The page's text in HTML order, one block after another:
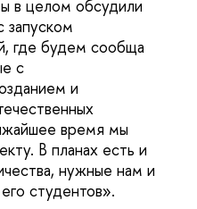
в целом обсудили
запуском
где будем сообща
с
и
время мы
В планах есть и
нужные нам и
студентов».